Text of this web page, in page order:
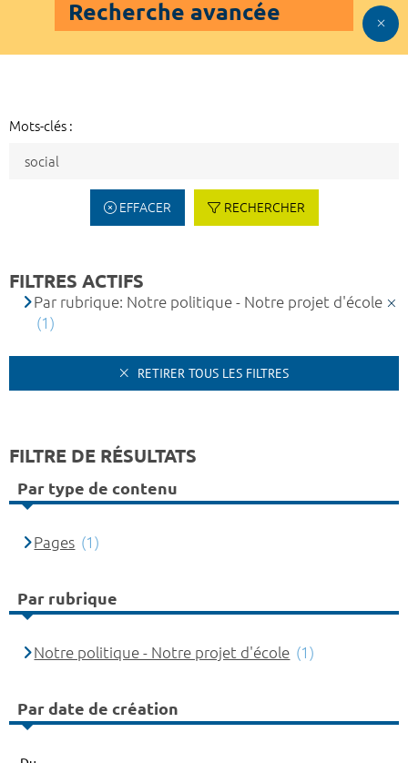
Recherche avancée
Mots-clés :
EFFACER RECHERCHER
FILTRES ACTIFS
Par rubrique: Notre politique - Notre projet d'école
(1)
RETIRER TOUS LES FILTRES
FILTRE DE RÉSULTATS
Par type de contenu
Pages (1)
Par rubrique
Notre politique - Notre projet d'école (1)
Par date de création